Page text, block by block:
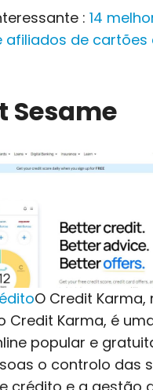
: 14
afiliados de cartões
Sesame
O Credit Karma,
Credit Karma, é
popular e
o controlo das